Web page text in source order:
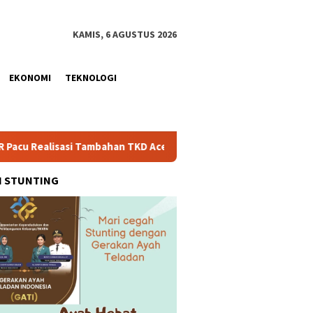
KAMIS, 6 AGUSTUS 2026
EKONOMI TEKNOLOGI
Tambahan TKD Aceh Rp1,65 Triliun, Pastikan Transparan dan
STUNTING